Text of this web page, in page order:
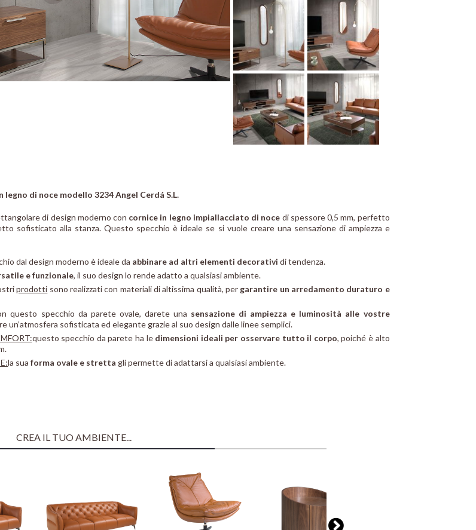
legno di noce modello 3234 Angel Cerdá S.L.
di design moderno con cornice in legno impiallacciato di noce di spessore 0,5 mm, perfetto
sofisticato alla stanza. Questo specchio è ideale se si vuole creare una sensazione di ampiezza e
dal design moderno è ideale da abbinare ad altri elementi decorativi di tendenza.
e funzionale, il suo design lo rende adatto a qualsiasi ambiente.
prodotti sono realizzati con materiali di altissima qualità, per garantire un arredamento duraturo e
questo specchio da parete ovale, darete una sensazione di ampiezza e luminosità alle vostre
un’atmosfera sofisticata ed elegante grazie al suo design dalle linee semplici.
questo specchio da parete ha le dimensioni ideali per osservare tutto il corpo, poiché è alto
la suaforma ovale e stretta gli permette di adattarsi a qualsiasi ambiente.
CREA IL TUO AMBIENTE...